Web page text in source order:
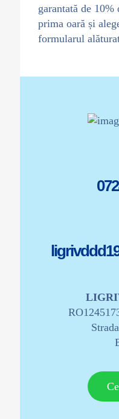
garantată de 10%
prima oară și
formularul